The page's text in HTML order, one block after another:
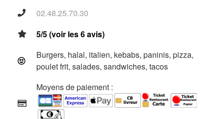
02.48.25.70.30
5/5 (voir les 6 avis)
Burgers, halal, italien, kebabs, paninis, pizza,
poulet frit, salades, sandwiches, tacos
Moyens de paiement :